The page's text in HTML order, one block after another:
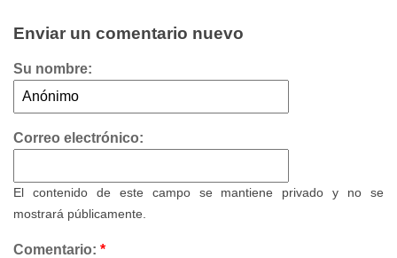
Enviar un comentario nuevo
Su nombre:
Correo electrónico:
El contenido de este campo se mantiene privado y no se
mostrará públicamente.
Comentario: *